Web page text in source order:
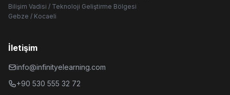
Bilişim Vadisi / Teknoloji Geliştirme Bölgesi
Gebze / Kocaeli
İletişim
info@infinityelearning.com
+90 530 555 32 72